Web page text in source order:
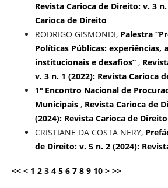
Revista Carioca de Direito: v. 3
Carioca de Direito
RODRIGO GISMONDI, Palestra
Políticas Públicas: experiências,
institucionais e desafios” ,
v. 3 n. 1 (2022): Revista Carioca
1º Encontro Nacional de
Municipais , Revista Carioca de
(2024): Revista Carioca de Direito
CRISTIANE DA COSTA NERY,
de Direito: v. 5 n. 2 (2024):
<< < 1 2 3 4 5 6 7 8 9 10 > >>